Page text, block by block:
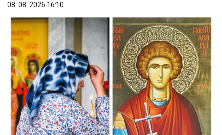
08. 08. 2026 16:10